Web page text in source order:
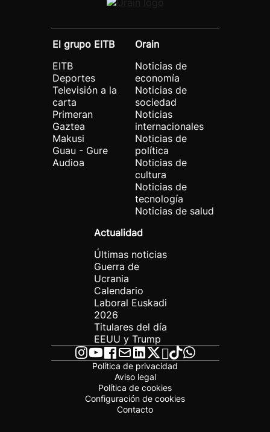
El grupo EITB
EITB
Deportes
Televisión a la
carta
Primeran
Gaztea
Makusi
Guau - Gure
Audioa
Orain
Noticias de
economía
Noticias de
sociedad
Noticias
internacionales
Noticias de
política
Noticias de
cultura
Noticias de
tecnología
Noticias de salud
Actualidad
Últimas noticias
Guerra de
Ucrania
Calendario
Laboral Euskadi
2026
Titulares del día
EEUU y Trump
Política de privacidad
Aviso legal
Política de cookies
Configuración de cookies
Contacto